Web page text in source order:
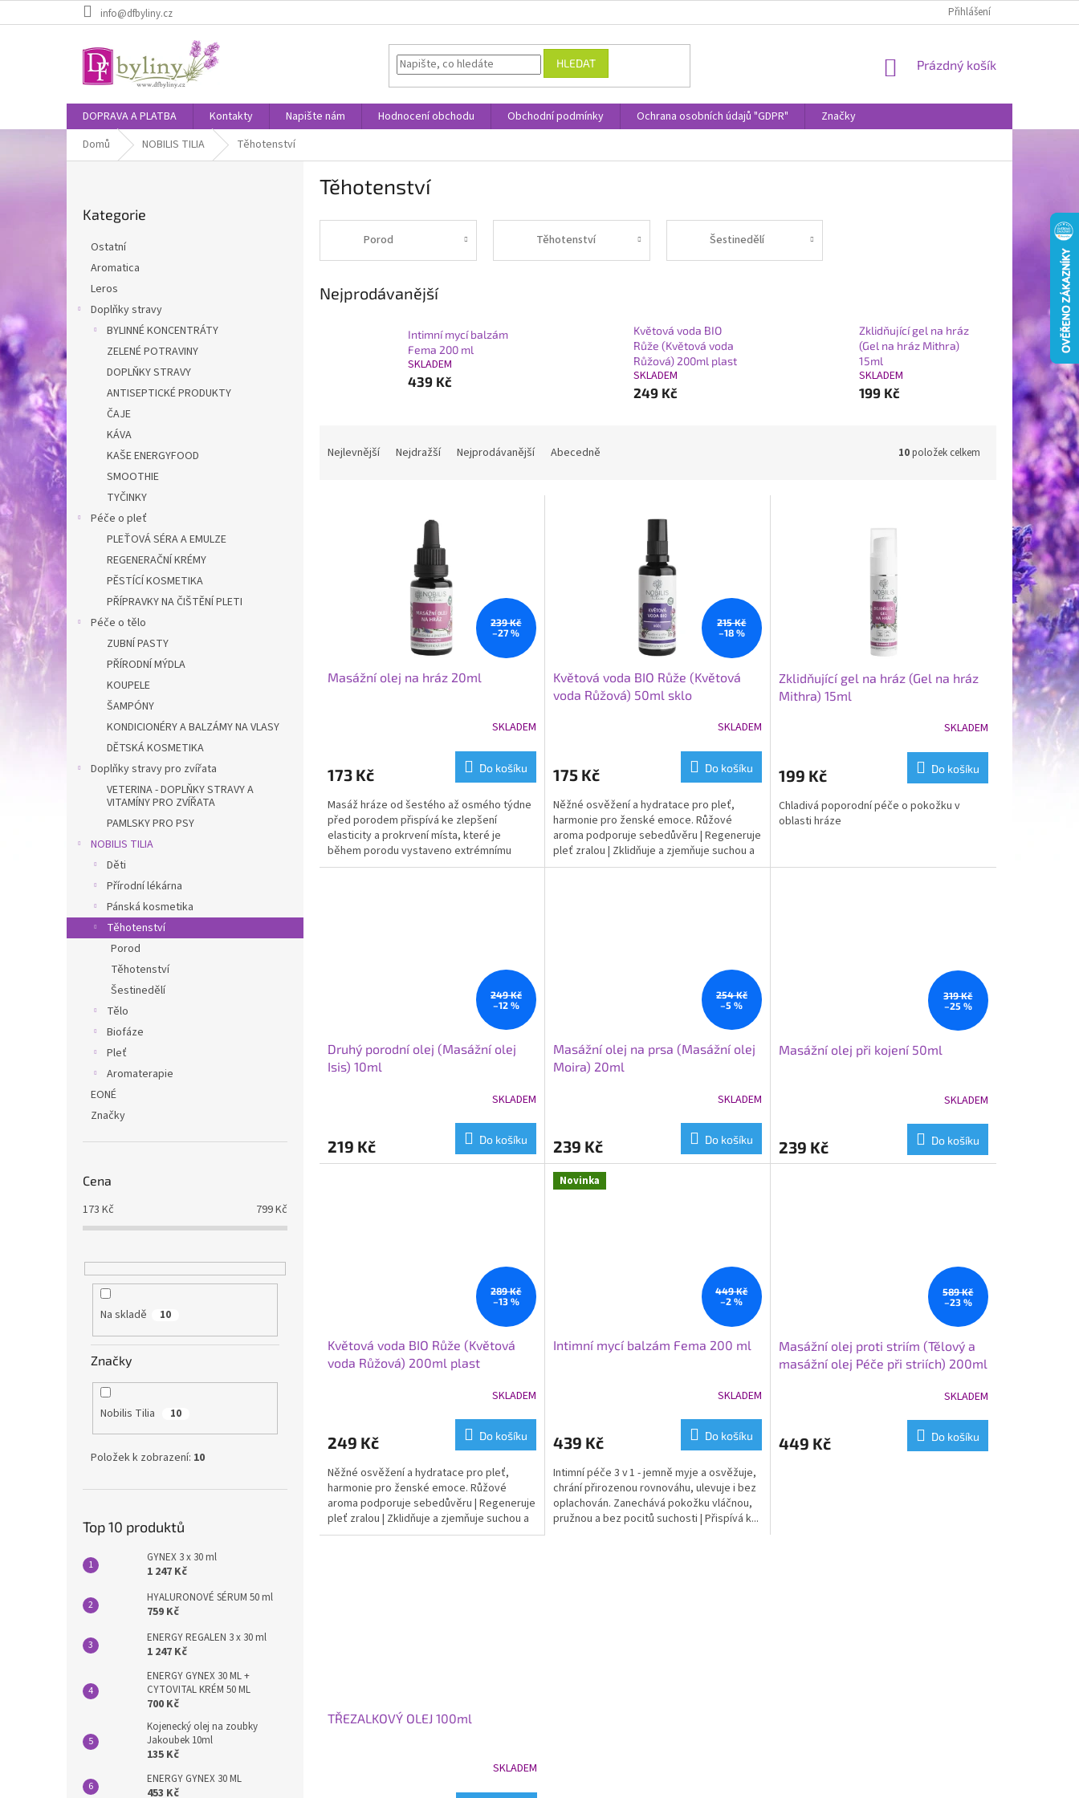
na
info@dfbyliny.cz Přihlášení
HLEDAT
NÁKUPNÍ
Prázdný košík
DOPRAVA A PLATBA Kontakty Napište nám Hodnocení obchodu Obchodní podmínky Ochrana osobních údajů "GDPR"
Značky
Domů
NOBILIS TILIA Těhotenství
p
a
n
e
l
kategorie
Kategorie
Ostatní
Aromatica
Leros
Doplňky stravy
BYLINNÉ KONCENTRÁTY
ZELENÉ POTRAVINY
DOPLŇKY STRAVY
ANTISEPTICKÉ PRODUKTY
ČAJE
KÁVA
KAŠE ENERGYFOOD
SMOOTHIE
TYČINKY
Péče o pleť
PLEŤOVÁ SÉRA A EMULZE
REGENERAČNÍ KRÉMY
PĚSTÍCÍ KOSMETIKA
PŘÍPRAVKY NA ČIŠTĚNÍ PLETI
Péče o tělo
ZUBNÍ PASTY
PŘÍRODNÍ MÝDLA
KOUPELE
ŠAMPÓNY
KONDICIONÉRY A BALZÁMY NA VLASY
DĚTSKÁ KOSMETIKA
Doplňky stravy pro zvířata
VETERINA - DOPLŇKY STRAVY A
VITAMÍNY PRO ZVÍŘATA
PAMLSKY PRO PSY
NOBILIS TILIA
Děti
Přírodní lékárna
Pánská kosmetika
Těhotenství
Porod
Těhotenství
Šestinedělí
Tělo
Biofáze
Pleť
Aromaterapie
EONÉ
Značky
Cena
173 Kč 799Kč
Na skladě 10
Značky
Nobilis Tilia 10
Položek k zobrazení: 10
Top 10 produktů
GYNEX 3 x 30 ml
1 247 Kč
HYALURONOVÉ SÉRUM 50 ml
759 Kč
ENERGY REGALEN 3 x 30 ml
1 247 Kč
ENERGY GYNEX 30 ML +
CYTOVITAL KRÉM 50 ML
700 Kč
Kojenecký olej na zoubky
Jakoubek 10ml
135 Kč
ENERGY GYNEX 30 ML
453 Kč
Těhotenství
Porod Těhotenství Šestinedělí
Nejprodávanější
Intimní mycí balzám
Fema 200 ml
SKLADEM
439 Kč
Květová voda BIO
Růže (Květová voda
Růžová) 200ml plast
SKLADEM
249 Kč
Zklidňující gel na hráz
(Gel na hráz Mithra)
15ml
SKLADEM
199 Kč
Nejlevnější Nejdražší Nejprodávanější Abecedně 10položek celkem
239 Kč
–27 %
Masážní olej na hráz 20ml
SKLADEM
173 Kč Do košíku
Masáž hráze od šestého až osmého týdne
před porodem přispívá ke zlepšení
elasticity a prokrvení místa, které je
během porodu vystaveno extrémnímu
tlaku. Vláčná a dobře prokrvená...
215 Kč
–18 %
Květová voda BIO Růže (Květová
voda Růžová) 50ml sklo
SKLADEM
175 Kč Do košíku
Něžné osvěžení a hydratace pro pleť,
harmonie pro ženské emoce. Růžové
aroma podporuje sebedůvěru | Regeneruje
pleť zralou | Zklidňuje a zjemňuje suchou a
citlivou pleť, |...
Zklidňující gel na hráz (Gel na hráz
Mithra) 15ml
SKLADEM
199 Kč Do košíku
Chladivá poporodní péče o pokožku v
oblasti hráze
249 Kč
–12 %
Druhý porodní olej (Masážní olej
Isis) 10ml
SKLADEM
219 Kč Do košíku
254 Kč
–5 %
Masážní olej na prsa (Masážní olej
Moira) 20ml
je
5,0
5
SKLADEM
239 Kč Do košíku
319 Kč
–25 %
Masážní olej při kojení 50ml
SKLADEM
239 Kč Do košíku
289 Kč
–13 %
Květová voda BIO Růže (Květová
voda Růžová) 200ml plast
SKLADEM
249 Kč Do košíku
Něžné osvěžení a hydratace pro pleť,
harmonie pro ženské emoce. Růžové
aroma podporuje sebedůvěru | Regeneruje
pleť zralou | Zklidňuje a zjemňuje suchou a
citlivou pleť, |...
Novinka
449 Kč
–2 %
Intimní mycí balzám Fema 200 ml
je
z
5
hvězdiček.
SKLADEM
439 Kč Do košíku
Intimní péče 3 v 1 - jemně myje a osvěžuje,
chrání přirozenou rovnováhu, ulevuje i bez
oplachován. Zanechává pokožku vláčnou,
pružnou a bez pocitů suchosti | Přispívá k...
589 Kč
–23 %
Masážní olej proti striím (Tělový a
masážní olej Péče při striích) 200ml
SKLADEM
449 Kč Do košíku
TŘEZALKOVÝ OLEJ 100ml
SKLADEM